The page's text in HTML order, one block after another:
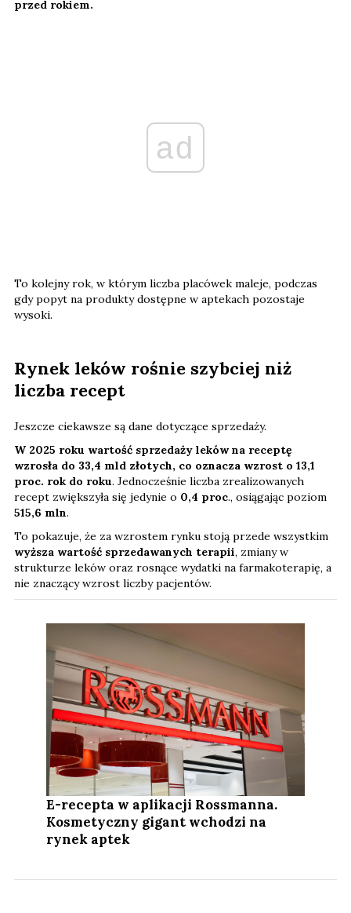
przed rokiem.
ad
To kolejny rok, w którym liczba placówek maleje, podczas
gdy popyt na produkty dostępne w aptekach pozostaje
wysoki.
Rynek leków rośnie szybciej niż
liczba recept
Jeszcze ciekawsze są dane dotyczące sprzedaży.
W 2025 roku wartość sprzedaży leków na receptę
wzrosła do 33,4 mld złotych, co oznacza wzrost o 13,1
proc. rok do roku. Jednocześnie liczba zrealizowanych
recept zwiększyła się jedynie o 0,4 proc., osiągając poziom
515,6 mln.
To pokazuje, że za wzrostem rynku stoją przede wszystkim
wyższa wartość sprzedawanych terapii, zmiany w
strukturze leków oraz rosnące wydatki na farmakoterapię, a
nie znaczący wzrost liczby pacjentów.
E-recepta w aplikacji Rossmanna.
Kosmetyczny gigant wchodzi na
rynek aptek